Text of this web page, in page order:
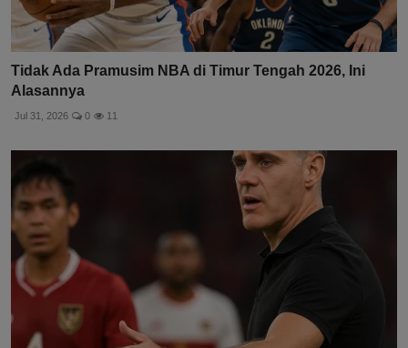
Tidak Ada Pramusim NBA di Timur Tengah 2026, Ini
Alasannya
Jul 31, 2026 0 11